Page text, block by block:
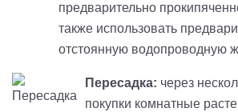
предварительно
также использовать
отстоянную водопроводную
Пересадка: через
покупки комнатные